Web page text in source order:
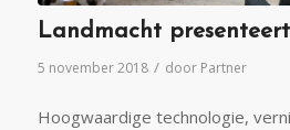
Landmacht
5 november 2018 / door Partner
Hoogwaardige technologie,